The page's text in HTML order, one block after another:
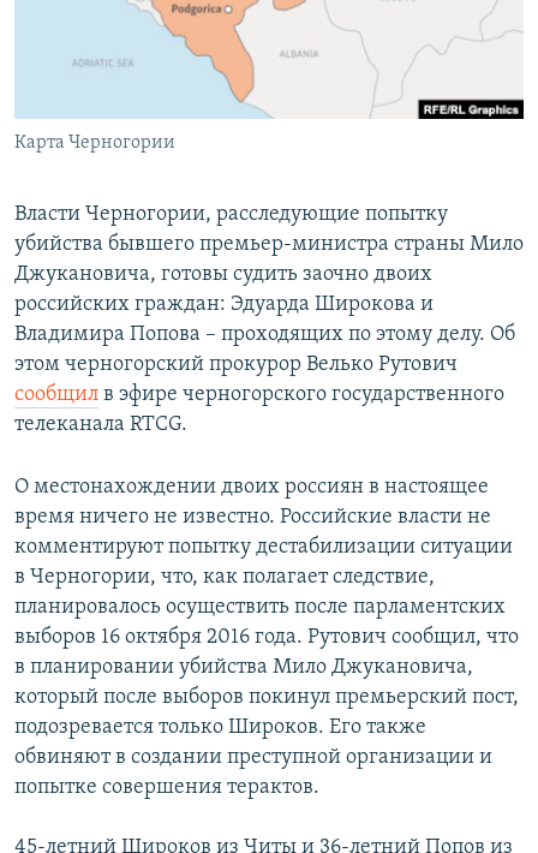
ПОБЕДИТЕЛЕЙ НЕ СУДЯТ?
КРЫМ.НЕПОКОРЕННЫЙ
УКРАИНСКАЯ ПРОБЛЕМА КРЫМА
ПРИСОЕДИНЯЙТЕСЬ!
Карта Черногории
Власти Черногории, расследующие попытку
убийства бывшего премьер-министра страны Мило
Джукановича, готовы судить заочно двоих
российских граждан: Эдуарда Широкова и
Владимира Попова – проходящих по этому делу. Об
этом черногорский прокурор Велько Рутович
сообщил в эфире черногорского государственного
телеканала RTCG.
О местонахождении двоих россиян в настоящее
время ничего не известно. Российские власти не
комментируют попытку дестабилизации ситуации
в Черногории, что, как полагает следствие,
планировалось осуществить после парламентских
выборов 16 октября 2016 года. Рутович сообщил, что
в планировании убийства Мило Джукановича,
который после выборов покинул премьерский пост,
подозревается только Широков. Его также
обвиняют в создании преступной организации и
попытке совершения терактов.
45-летний Широков из Читы и 36-летний Попов из